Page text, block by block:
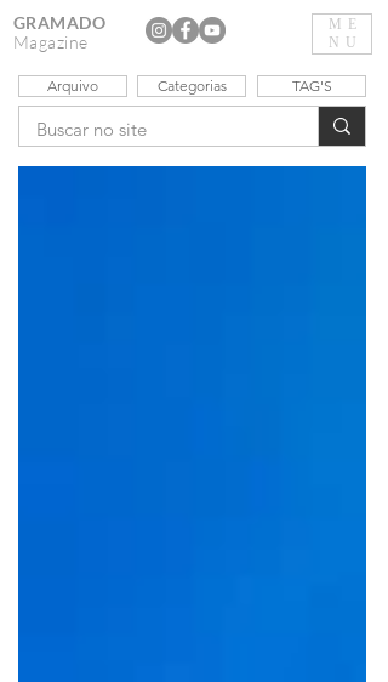
ME
NU
GRAMADO
Magazine
Arquivo Categorias TAG'S